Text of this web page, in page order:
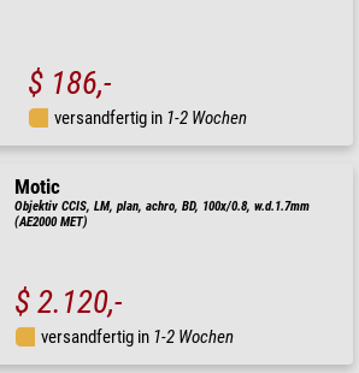
$ 186,-
versandfertig in 1-2 Wochen
Motic
Objektiv CCIS, LM, plan, achro, BD, 100x/0.8, w.d.1.7mm
(AE2000 MET)
$ 2.120,-
versandfertig in 1-2 Wochen